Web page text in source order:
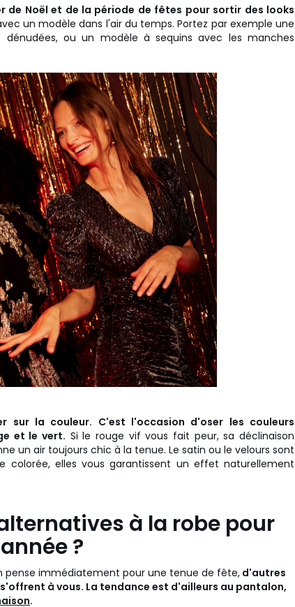
de Noël et de la période de fêtes pour sortir des looks
un modèle dans l'air du temps. Portez par exemple une
ou un modèle à sequins avec les manches
sur la couleur. C'est l'occasion d'oser les couleurs
et le vert. Si le rouge vif vous fait peur, sa déclinaison
un air toujours chic à la tenue. Le satin ou le velours sont
colorée, elles vous garantissent un effet naturellement
à la robe pour
?
pense immédiatement pour une tenue de fête, d'autres
à vous. La tendance est d'ailleurs au pantalon,
.